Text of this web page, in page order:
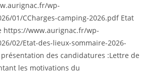
wp-
01/CCharges-camping-2026.pdf Etat
https://www.aurignac.fr/wp-
02/Etat-des-lieux-sommaire-2026-
des candidatures :Lettre de
les motivations du